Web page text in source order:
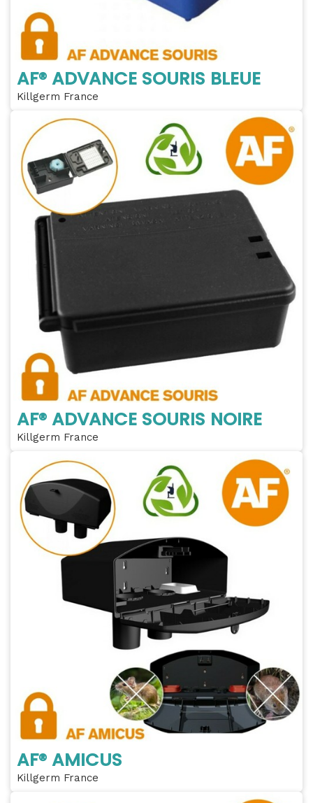
AF® ADVANCE SOURIS BLEUE
Killgerm France
AF® ADVANCE SOURIS NOIRE
Killgerm France
AF® AMICUS
Killgerm France